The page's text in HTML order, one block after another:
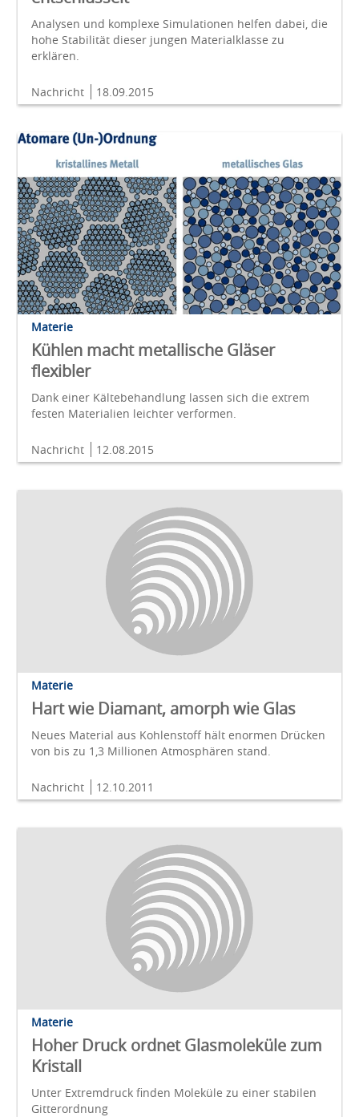
Analysen und komplexe Simulationen helfen dabei, die
hohe Stabilität dieser jungen Materialklasse zu
erklären.
Nachricht 18.09.2015
Materie
Kühlen macht metallische Gläser
flexibler
Dank einer Kältebehandlung lassen sich die extrem
festen Materialien leichter verformen.
Nachricht 12.08.2015
Materie
Hart wie Diamant, amorph wie Glas
Neues Material aus Kohlenstoff hält enormen Drücken
von bis zu 1,3 Millionen Atmosphären stand.
Nachricht 12.10.2011
Materie
Hoher Druck ordnet Glasmoleküle zum
Kristall
Unter Extremdruck finden Moleküle zu einer stabilen
Gitterordnung